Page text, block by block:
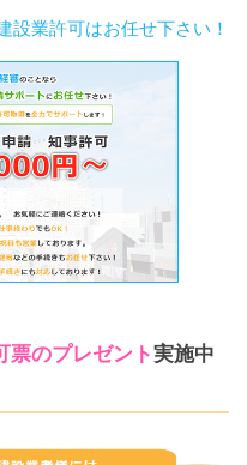
設業許可はお任せ下さい！
票のプレゼント実施中